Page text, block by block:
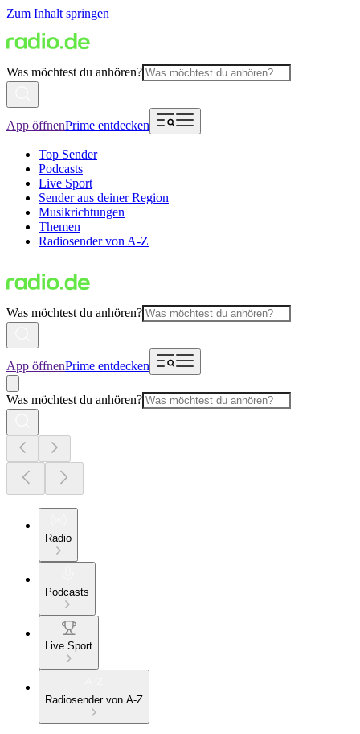
Zum Inhalt springen
Was möchtest du anhören?
App öffnenPrime entdecken
Top Sender
Podcasts
Live Sport
Sender aus deiner Region
Musikrichtungen
Themen
Radiosender von A-Z
Was möchtest du anhören?
App öffnenPrime entdecken
Was möchtest du anhören?
Radio
Podcasts
Live Sport
Radiosender von A-Z